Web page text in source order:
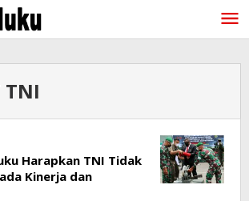
TNI
Harapkan TNI Tidak
Kinerja dan